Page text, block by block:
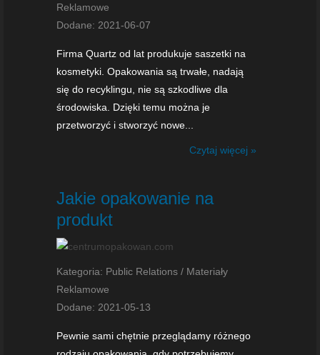
Reklamowe
Dodane: 2021-06-07
Firma Quartz od lat produkuje saszetki na
kosmetyki. Opakowania są trwałe, nadają
się do recyklingu, nie są szkodliwe dla
środowiska. Dzięki temu można je
przetworzyć i stworzyć nowe...
Czytaj więcej »
Jakie opakowanie na
produkt
Kategoria: Public Relations / Materiały
Reklamowe
Dodane: 2021-05-13
Pewnie sami chętnie przeglądamy różnego